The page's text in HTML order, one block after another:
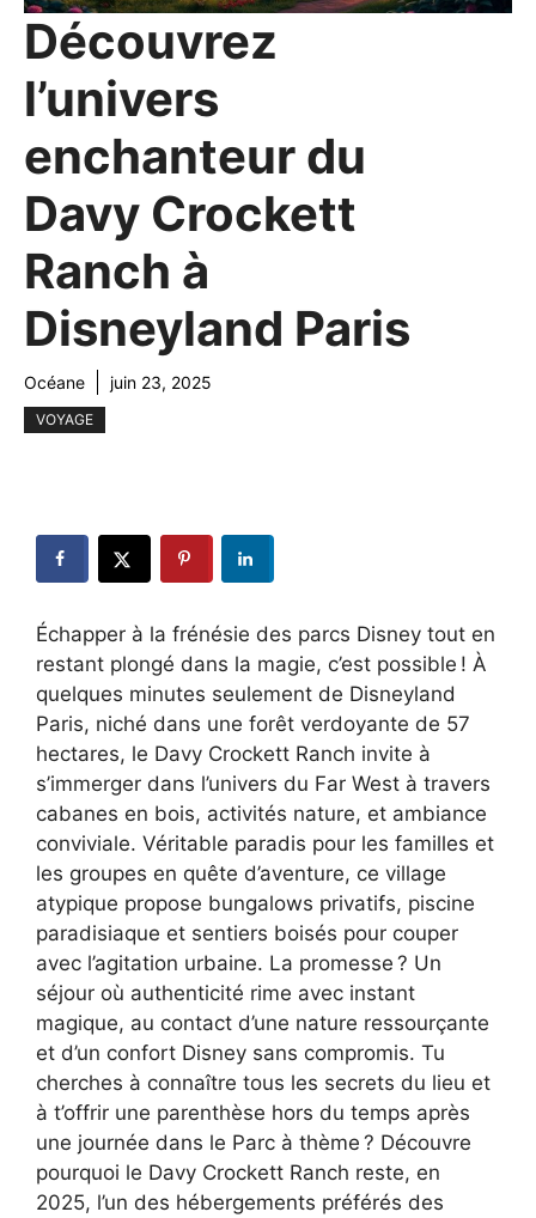
Découvrez
l’univers
enchanteur du
Davy Crockett
Ranch à
Disneyland Paris
Océane juin 23, 2025
VOYAGE
Échapper à la frénésie des parcs Disney tout en
restant plongé dans la magie, c’est possible ! À
quelques minutes seulement de Disneyland
Paris, niché dans une forêt verdoyante de 57
hectares, le Davy Crockett Ranch invite à
s’immerger dans l’univers du Far West à travers
cabanes en bois, activités nature, et ambiance
conviviale. Véritable paradis pour les familles et
les groupes en quête d’aventure, ce village
atypique propose bungalows privatifs, piscine
paradisiaque et sentiers boisés pour couper
avec l’agitation urbaine. La promesse ? Un
séjour où authenticité rime avec instant
magique, au contact d’une nature ressourçante
et d’un confort Disney sans compromis. Tu
cherches à connaître tous les secrets du lieu et
à t’offrir une parenthèse hors du temps après
une journée dans le Parc à thème ? Découvre
pourquoi le Davy Crockett Ranch reste, en
2025, l’un des hébergements préférés des